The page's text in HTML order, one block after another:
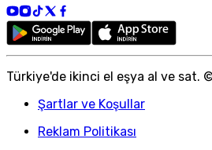
Türkiye'de ikinci el eşya al ve sat.
Şartlar ve Koşullar
Reklam Politikası